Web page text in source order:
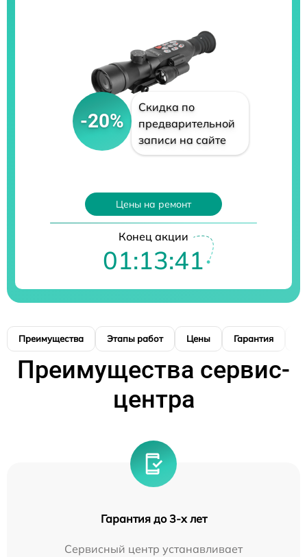
-20%
Скидка по
предварительной
записи на сайте
Цены на ремонт
Конец акции
01:13:40
Преимущества Этапы работ Цены Гарантия
Преимущества сервис-
центра
Гарантия до 3-х лет
Сервисный центр устанавливает